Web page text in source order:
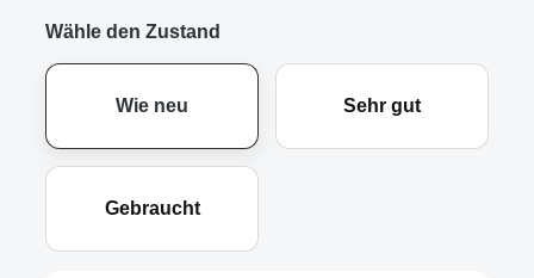
Wähle den Zustand
Wie neu Sehr gut
Gebraucht